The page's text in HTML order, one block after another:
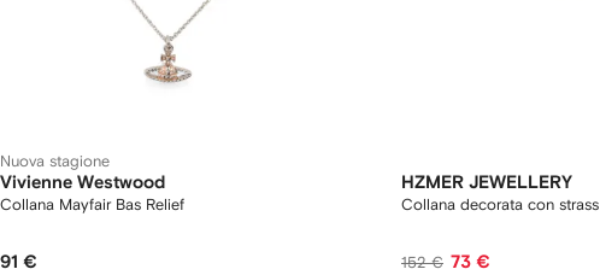
Nuova stagione
Vivienne Westwood
Collana Mayfair Bas Relief
91 €
HZMER JEWELLERY
Collana decorata con strass
152 € 73 €